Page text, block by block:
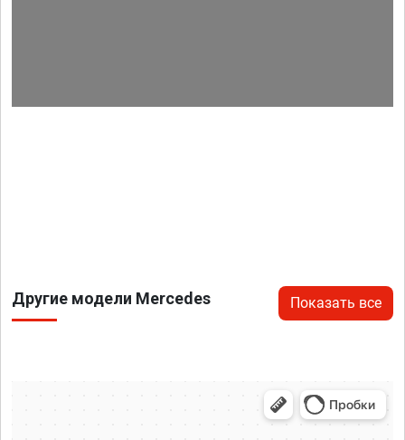
Другие модели Mercedes Показать все